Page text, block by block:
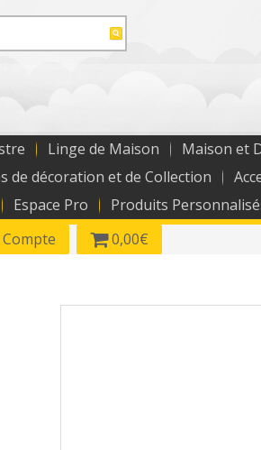
Linge de Maison
Maison et
de décoration et de Collection
Espace Pro Produits
0,00€